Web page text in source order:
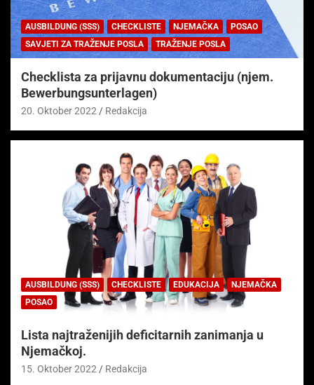
AUSBILDUNG (SSS) CHECKLISTE NJEMAČKA
POSAO
SAVJETI ZA TRAŽENJE POSLA
TRAŽENJE POSLA
Checklista za prijavnu dokumentaciju (njem.
Bewerbungsunterlagen)
20. Oktober 2022 Redakcija
AUSBILDUNG (SSS) CHECKLISTE EDUKACIJA
NJEMAČKA
POSAO
Lista najtraženijih deficitarnih zanimanja u
Njemačkoj.
15. Oktober 2022 Redakcija